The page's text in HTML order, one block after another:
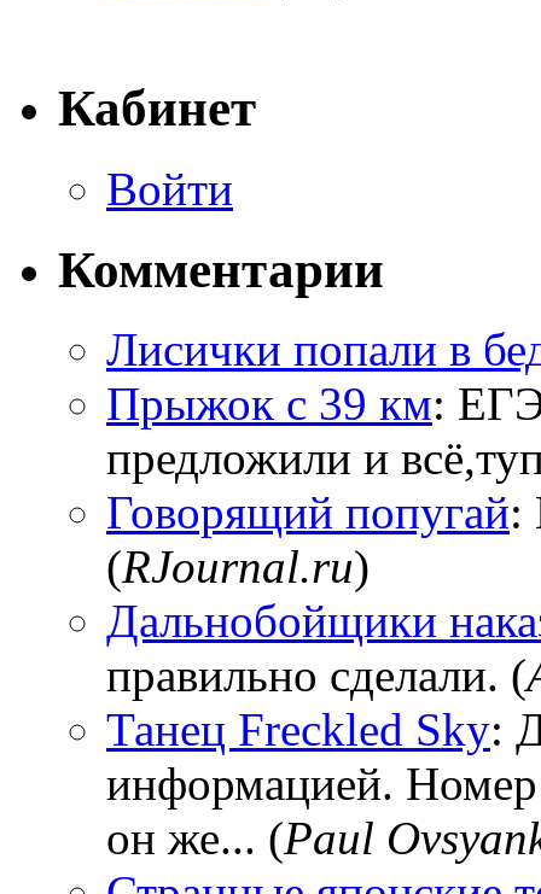
Кабинет
Войти
Комментарии
Лисички попали в
Прыжок с 39 км:
предложили и
Говорящий попугай:
(RJournal.ru)
Дальнобойщики
правильно сделали. (
Танец Freckled Sky:
информацией.
он же... (Paul